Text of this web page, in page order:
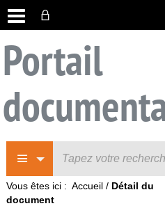
Portail
Vous êtes ici : Accueil / Détail du
document